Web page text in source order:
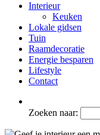
Interieur
Keuken
Lokale gidsen
Tuin
Raamdecoratie
Energie besparen
Lifestyle
Contact
Zoeken naar: